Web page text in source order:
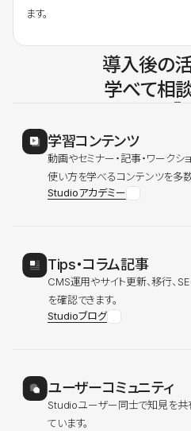
ます。
導入後の活
学べて相談
学習コンテンツ
動画やセミナー・記事・ワークショ
使い方を学べるコンテンツを多
Studioアカデミー
Tips・コラム記事
CMS運用やサイト更新、移行、
を確認できます。
Studioブログ
ユーザーコミュニティ
Studioユーザー同士で知見を共
ています。